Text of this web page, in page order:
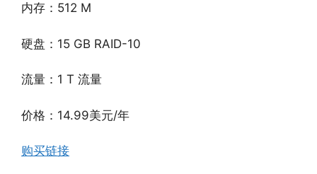
内存：512 M
硬盘：15 GB RAID-10
流量：1 T 流量
价格：14.99美元/年
购买链接